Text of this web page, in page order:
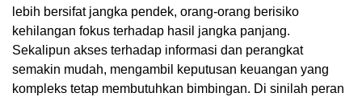
lebih bersifat jangka pendek, orang-orang berisiko
kehilangan fokus terhadap hasil jangka panjang.
Sekalipun akses terhadap informasi dan perangkat
semakin mudah, mengambil keputusan keuangan yang
kompleks tetap membutuhkan bimbingan. Di sinilah peran